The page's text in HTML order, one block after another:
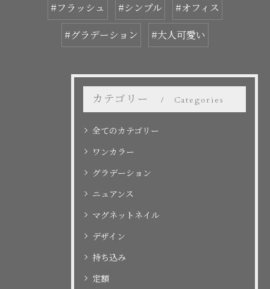
#フラッシュ #シンプル
#オフィス
#グラデーション
#大人可愛い
カテゴリー Categories
全てのカテゴリー
ワンカラー
グラデーション
ニュアンス
マグネットネイル
デザイン
持ち込み
定額